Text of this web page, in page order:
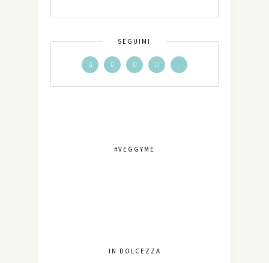
SEGUIMI
#VEGGYME
IN DOLCEZZA